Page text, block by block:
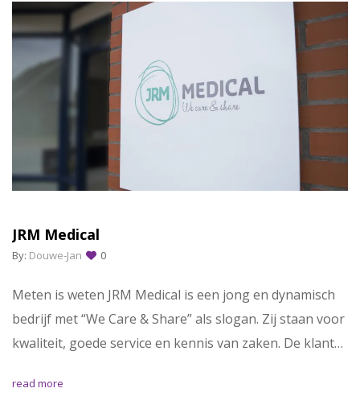
JRM Medical
By: Douwe-Jan 0
Meten is weten JRM Medical is een jong en dynamisch
bedrijf met “We Care & Share” als slogan. Zij staan voor
kwaliteit, goede service en kennis van zaken. De klant…
read more